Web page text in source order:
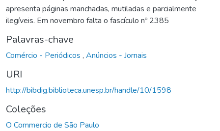
apresenta páginas manchadas, mutiladas e parcialmente
ilegíveis. Em novembro falta o fascículo nº 2385
Palavras-chave
Comércio - Periódicos , Anúncios - Jornais
URI
http://bibdig.biblioteca.unesp.br/handle/10/1598
Coleções
O Commercio de São Paulo